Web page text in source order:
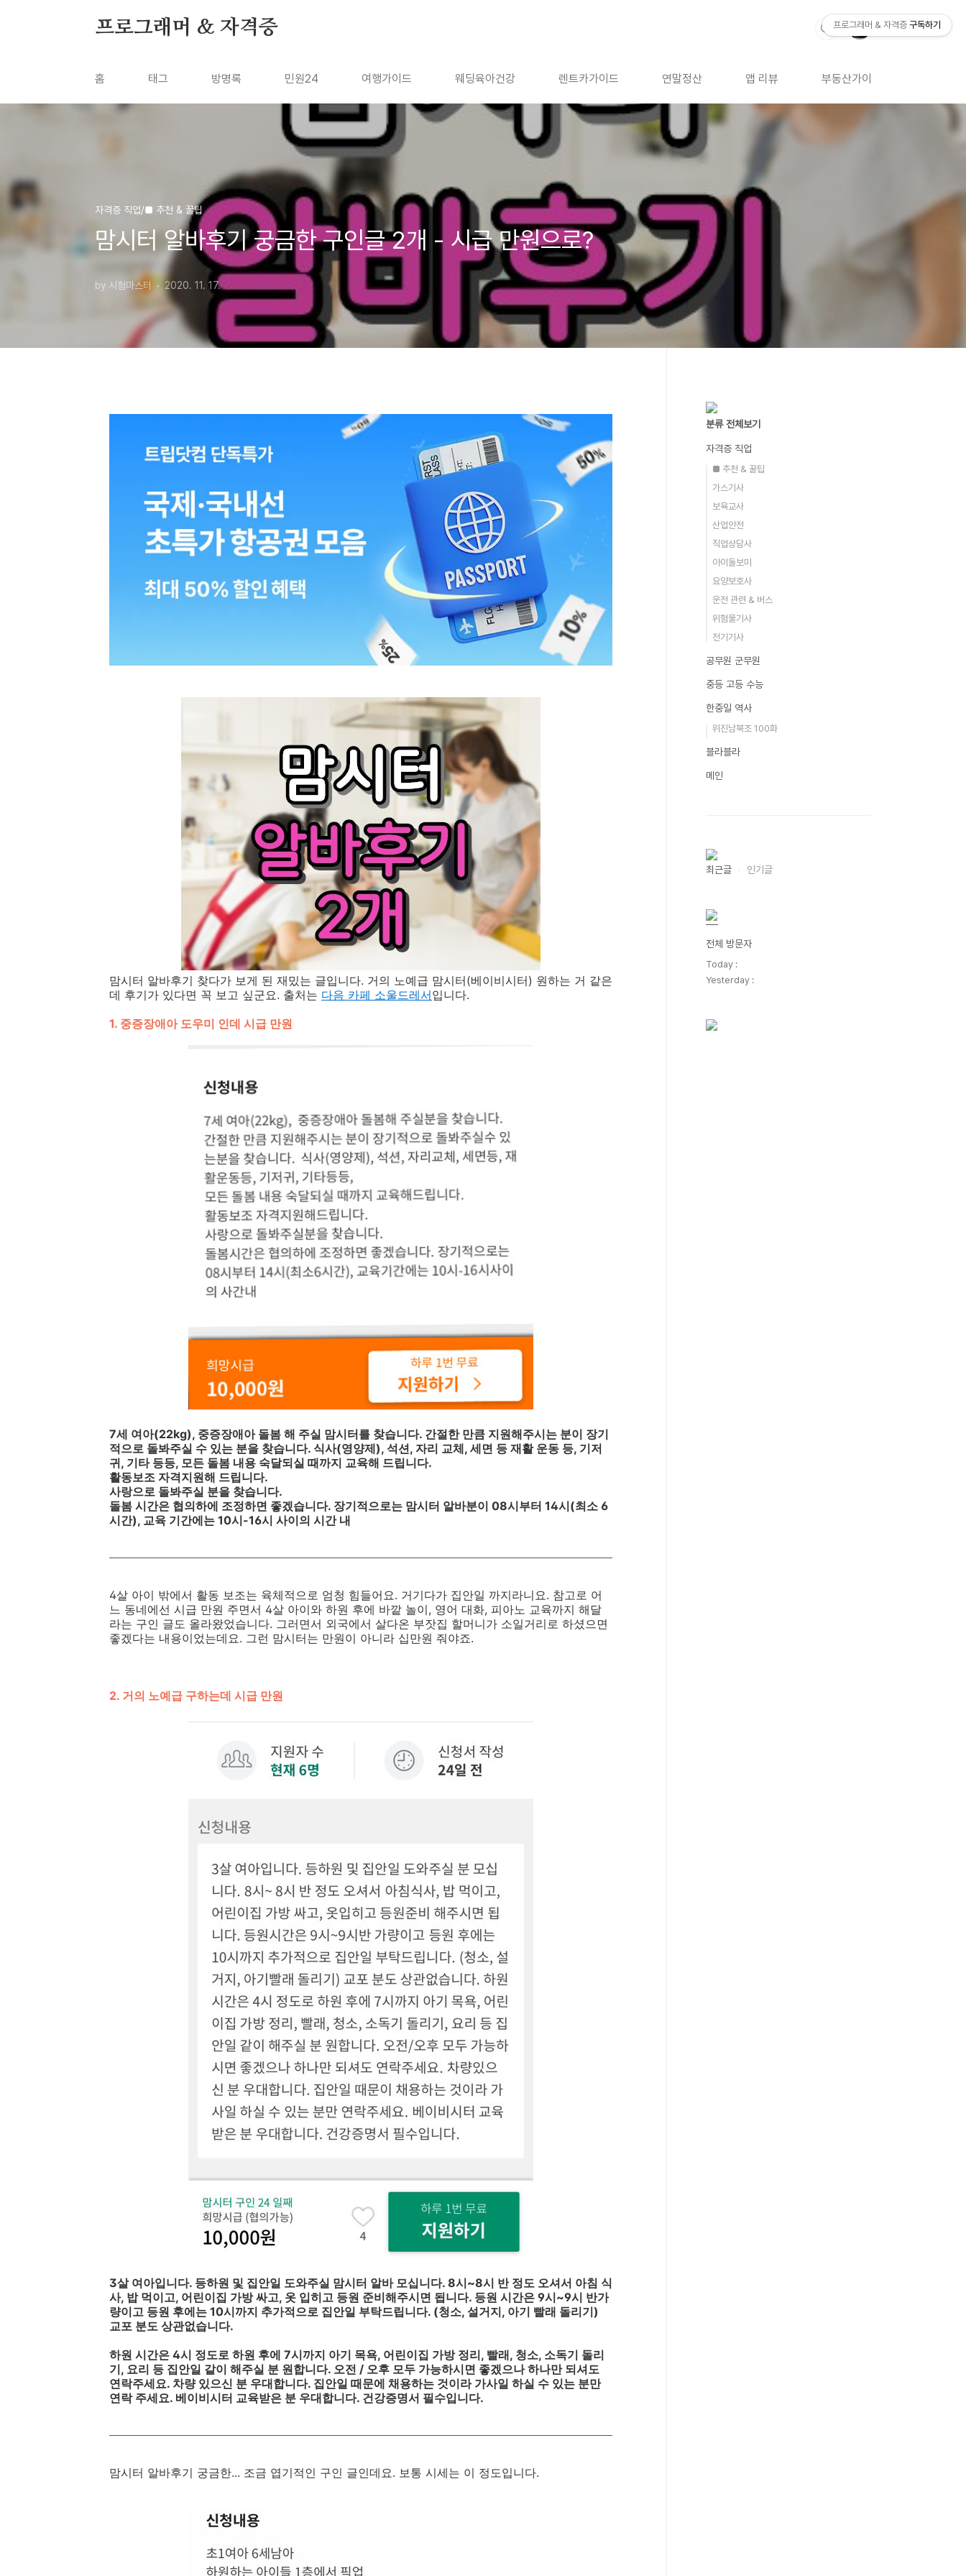
프로그래머 & 자격증
홈 태그 방명록 민원24 여행가이드 웨딩육아건강 렌트카가이드 연말정산 앱 리뷰 부동산가이드
자격증 직업/■ 추천 & 꿀팁
맘시터 알바후기 궁금한 구인글 2개 - 시급 만원으로?
by 시험마스터 2020. 11. 17.
맘시터 알바후기 찾다가 보게 된 재밌는 글입니다. 거의 노예급 맘시터(베이비시터) 원하는 거 같은
데 후기가 있다면 꼭 보고 싶군요. 출처는 다음 카페 소울드레서입니다.
1. 중증장애아 도우미 인데 시급 만원
7세 여아(22kg), 중증장애아 돌봄 해 주실 맘시터를 찾습니다. 간절한 만큼 지원해주시는 분이 장기
적으로 돌봐주실 수 있는 분을 찾습니다. 식사(영양제), 석션, 자리 교체, 세면 등 재활 운동 등, 기저
귀, 기타 등등, 모든 돌봄 내용 숙달되실 때까지 교육해 드립니다.
활동보조 자격지원해 드립니다.
사랑으로 돌봐주실 분을 찾습니다.
돌봄 시간은 협의하에 조정하면 좋겠습니다. 장기적으로는 맘시터 알바분이 08시부터 14시(최소 6
시간), 교육 기간에는 10시-16시 사이의 시간 내
4살 아이 밖에서 활동 보조는 육체적으로 엄청 힘들어요. 거기다가 집안일 까지라니요. 참고로 어
느 동네에선 시급 만원 주면서 4살 아이와 하원 후에 바깥 놀이, 영어 대화, 피아노 교육까지 해달
라는 구인 글도 올라왔었습니다. 그러면서 외국에서 살다온 부잣집 할머니가 소일거리로 하셨으면
좋겠다는 내용이었는데요. 그런 맘시터는 만원이 아니라 십만원 줘야죠.
2. 거의 노예급 구하는데 시급 만원
3살 여아입니다. 등하원 및 집안일 도와주실 맘시터 알바 모십니다. 8시~8시 반 정도 오셔서 아침 식
사, 밥 먹이고, 어린이집 가방 싸고, 옷 입히고 등원 준비해주시면 됩니다. 등원 시간은 9시~9시 반가
량이고 등원 후에는 10시까지 추가적으로 집안일 부탁드립니다. (청소, 설거지, 아기 빨래 돌리기)
교포 분도 상관없습니다.
하원 시간은 4시 정도로 하원 후에 7시까지 아기 목욕, 어린이집 가방 정리, 빨래, 청소, 소독기 돌리
기, 요리 등 집안일 같이 해주실 분 원합니다. 오전 / 오후 모두 가능하시면 좋겠으나 하나만 되셔도
연락주세요. 차량 있으신 분 우대합니다. 집안일 때문에 채용하는 것이라 가사일 하실 수 있는 분만
연락 주세요. 베이비시터 교육받은 분 우대합니다. 건강증명서 필수입니다.
맘시터 알바후기 궁금한... 조금 엽기적인 구인 글인데요. 보통 시세는 이 정도입니다.
분류 전체보기
자격증 직업
■ 추천 & 꿀팁
가스기사
보육교사
산업안전
직업상담사
아이돌보미
요양보호사
운전 관련 & 버스
위험물기사
전기기사
공무원 군무원
중등 고등 수능
한중일 역사
위진남북조 100화
블라블라
메인
최근글 인기글
전체 방문자
Today :
Yesterday :
프로그래머 & 자격증 구독하기